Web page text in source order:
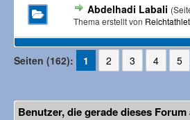
Abdelhadi Labali
Thema erstellt von
Seiten (162): 1 2 3 4 5
Benutzer, die gerade dieses Forum